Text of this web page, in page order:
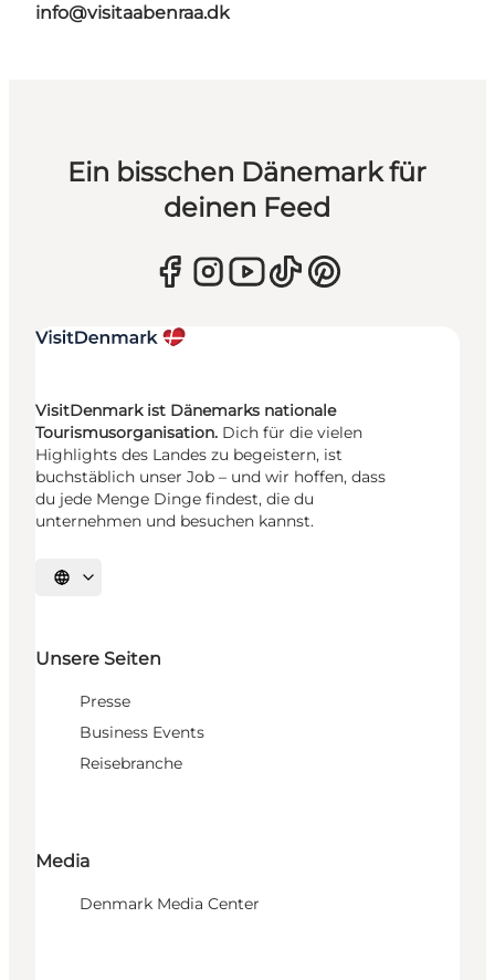
info@visitaabenraa.dk
Ein bisschen Dänemark für
deinen Feed
VisitDenmark ist Dänemarks nationale
Tourismusorganisation. Dich für die vielen
Highlights des Landes zu begeistern, ist
buchstäblich unser Job – und wir hoffen, dass
du jede Menge Dinge findest, die du
unternehmen und besuchen kannst.
Sprache auswählen
Unsere Seiten
Presse
Business Events
Reisebranche
Media
Denmark Media Center